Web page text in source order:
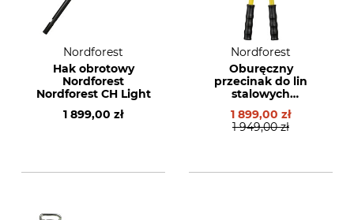
Nordforest
Hak obrotowy
Nordforest
Nordforest CH Light
1 899,00 zł
Nordforest
Oburęczny
przecinak do lin
stalowych
Nordforest S20
1 899,00 zł
1 949,00 zł